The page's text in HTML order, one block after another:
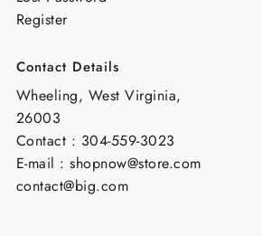
Register
Contact Details
Wheeling, West Virginia,
26003
Contact : 304-559-3023
E-mail : shopnow@store.com
contact@big.com